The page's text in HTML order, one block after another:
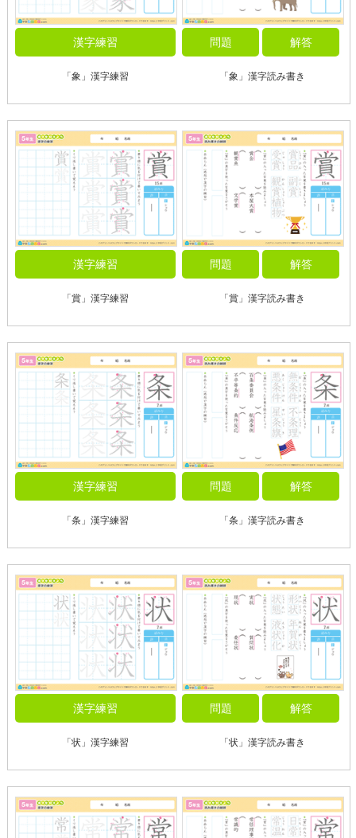
漢字練習
「象」漢字練習
問題 解答
「象」漢字読み書き
漢字練習
「賞」漢字練習
問題 解答
「賞」漢字読み書き
漢字練習
「条」漢字練習
問題 解答
「条」漢字読み書き
漢字練習
「状」漢字練習
問題 解答
「状」漢字読み書き